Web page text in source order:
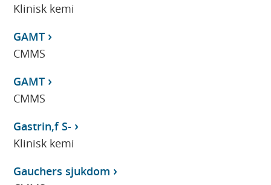
Klinisk kemi
GAMT
CMMS
GAMT
CMMS
Gastrin,f S-
Klinisk kemi
Gauchers sjukdom